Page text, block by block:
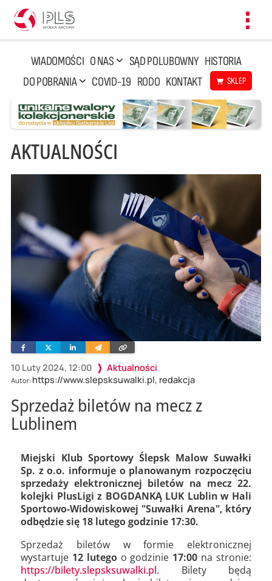
WIADOMOŚCI O NAS SĄD POLUBOWNY HISTORIA
DO POBRANIA
COVID-19 RODO KONTAKT SKLEP
AKTUALNOŚCI
10 Luty 2024, 12:00 Aktualności
Autor: https://www.slepsksuwalki.pl, redakcja
FacebookTwitterLinkedinWyślij
e-
Skopiuj
link
Sprzedaż biletów na mecz z
Lublinem
Miejski Klub Sportowy Ślepsk Malow Suwałki
Sp. z o.o. informuje o planowanym rozpoczęciu
sprzedaży elektronicznej biletów na mecz 22.
kolejki PlusLigi z BOGDANKĄ LUK Lublin w Hali
Sportowo-Widowiskowej "Suwałki Arena", który
odbędzie się 18 lutego godzinie 17:30.
Sprzedaż biletów w formie elektronicznej
wystartuje 12 lutego o godzinie 17:00 na stronie:
https://bilety.slepsksuwalki.pl. Bilety będą